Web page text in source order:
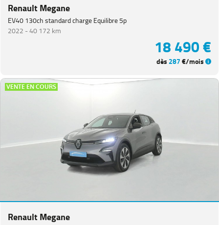
Renault Megane
EV40 130ch standard charge Equilibre 5p
2022 -40 172 km
18 490 €
dès 287€/mois
VENTE EN COURS
Renault Megane